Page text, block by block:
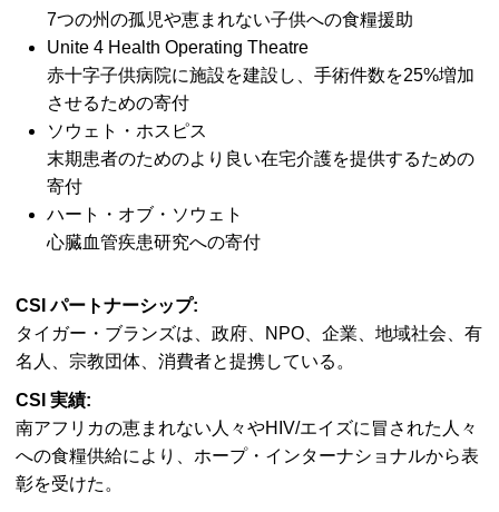
7つの州の孤児や恵まれない子供への食糧援助
Unite 4 Health Operating Theatre
赤十字子供病院に施設を建設し、手術件数を25%増加
させるための寄付
ソウェト・ホスピス
末期患者のためのより良い在宅介護を提供するための
寄付
ハート・オブ・ソウェト
心臓血管疾患研究への寄付
CSI パートナーシップ:
タイガー・ブランズは、政府、NPO、企業、地域社会、有
名人、宗教団体、消費者と提携している。
CSI 実績:
南アフリカの恵まれない人々やHIV/エイズに冒された人々
への食糧供給により、ホープ・インターナショナルから表
彰を受けた。